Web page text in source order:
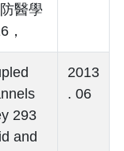
醫學
，
293
and
2013
. 06